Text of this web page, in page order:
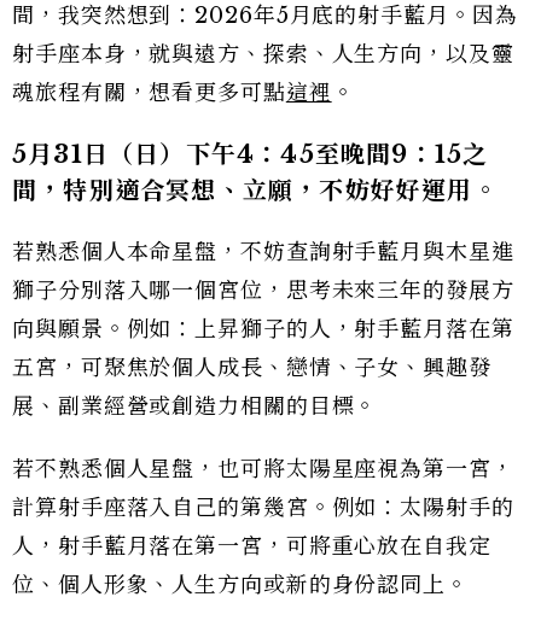
間，我突然想到：2026年5月底的射手藍月。因為
射手座本身，就與遠方、探索、人生方向，以及靈
魂旅程有關，想看更多可點這裡 。
5月31日（日）下午4：45至晚間9：15之
間，特別適合冥想、立願，不妨好好運用。
若熟悉個人本命星盤，不妨查詢射手藍月與木星進
獅子分別落入哪一個宮位，思考未來三年的發展方
向與願景。例如：上昇獅子的人，射手藍月落在第
五宮，可聚焦於個人成長、戀情、子女、興趣發
展、副業經營或創造力相關的目標。
若不熟悉個人星盤，也可將太陽星座視為第一宮，
計算射手座落入自己的第幾宮。例如：太陽射手的
人，射手藍月落在第一宮，可將重心放在自我定
位、個人形象、人生方向或新的身份認同上。